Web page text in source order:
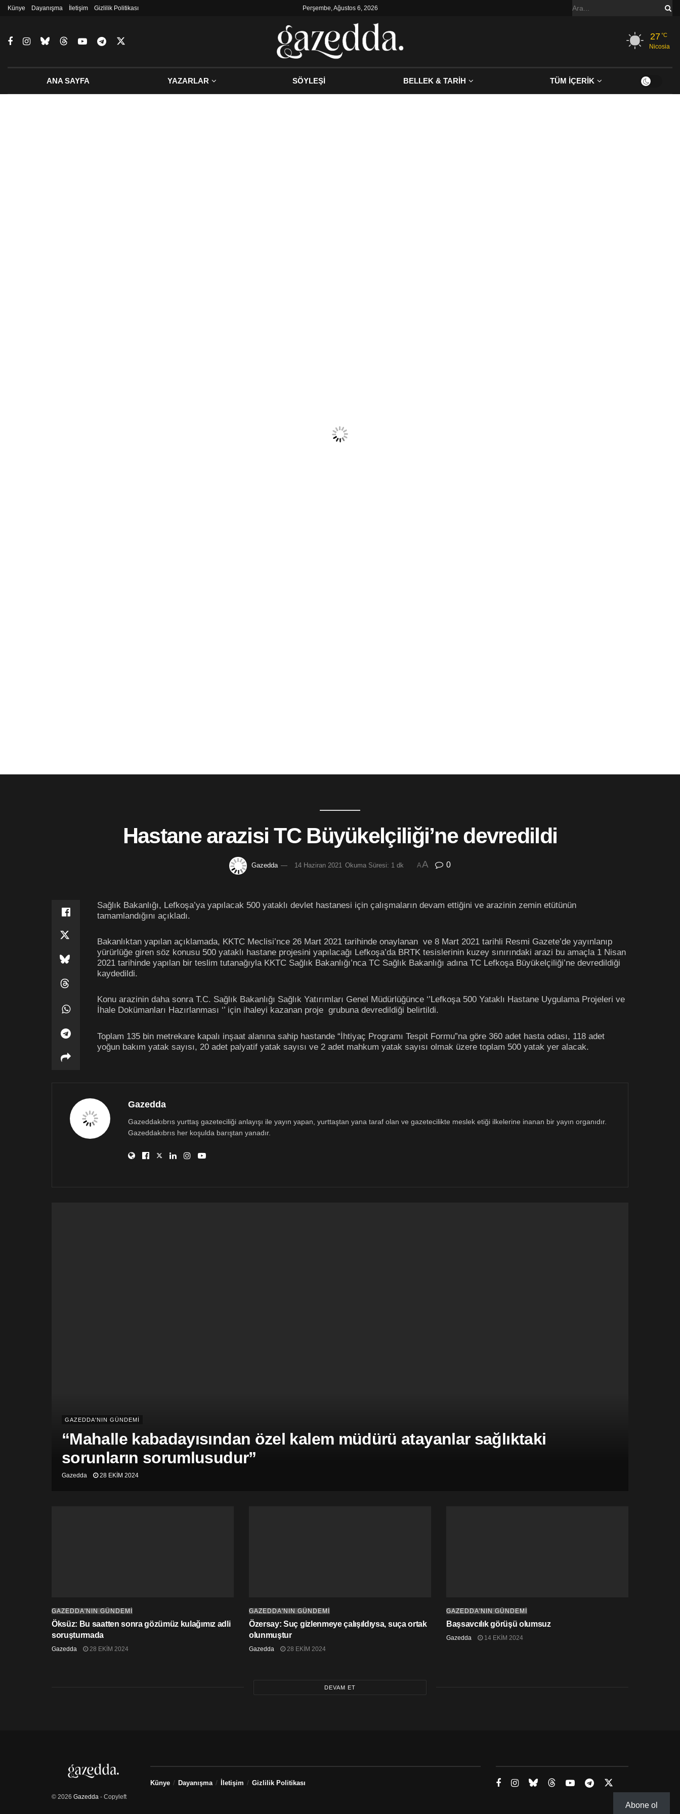
Künye Dayanışma İletişim Gizlilik Politikası Perşembe, Ağustos 6, 2026
27°C
Nicosia
ANA SAYFA YAZARLAR SÖYLEŞİ BELLEK & TARİH TÜM İÇERİK
Hastane arazisi TC Büyükelçiliği’ne devredildi
Gazedda 14 Haziran 2021 Okuma Süresi: 1 dk AA 0
Sağlık Bakanlığı, Lefkoşa’ya yapılacak 500 yataklı devlet hastanesi için çalışmaların devam ettiğini ve arazinin zemin etütünün
tamamlandığını açıkladı.
Bakanlıktan yapılan açıklamada, KKTC Meclisi’nce 26 Mart 2021 tarihinde onaylanan ve 8 Mart 2021 tarihli Resmi Gazete’de yayınlanıp
yürürlüğe giren söz konusu 500 yataklı hastane projesini yapılacağı Lefkoşa’da BRTK tesislerinin kuzey sınırındaki arazi bu amaçla 1 Nisan
2021 tarihinde yapılan bir teslim tutanağıyla KKTC Sağlık Bakanlığı’nca TC Sağlık Bakanlığı adına TC Lefkoşa Büyükelçiliği’ne devredildiği
kaydedildi.
Konu arazinin daha sonra T.C. Sağlık Bakanlığı Sağlık Yatırımları Genel Müdürlüğünce ‘’Lefkoşa 500 Yataklı Hastane Uygulama Projeleri ve
İhale Dokümanları Hazırlanması ‘’ için ihaleyi kazanan proje grubuna devredildiği belirtildi.
Toplam 135 bin metrekare kapalı inşaat alanına sahip hastande “İhtiyaç Programı Tespit Formu”na göre 360 adet hasta odası, 118 adet
yoğun bakım yatak sayısı, 20 adet palyatif yatak sayısı ve 2 adet mahkum yatak sayısı olmak üzere toplam 500 yatak yer alacak.
Gazedda
Gazeddakıbrıs yurttaş gazeteciliği anlayışı ile yayın yapan, yurttaştan yana taraf olan ve gazetecilikte meslek etiği ilkelerine inanan bir yayın organıdır.
Gazeddakıbrıs her koşulda barıştan yanadır.
GAZEDDA'NIN GÜNDEMİ
“Mahalle kabadayısından özel kalem müdürü atayanlar sağlıktaki
sorunların sorumlusudur”
Gazedda 28 EKIM 2024
GAZEDDA'NIN GÜNDEMİ
Öksüz: Bu saatten sonra gözümüz kulağımız adli
soruşturmada
Gazedda 28 EKIM 2024
GAZEDDA'NIN GÜNDEMİ
Özersay: Suç gizlenmeye çalışıldıysa, suça ortak
olunmuştur
Gazedda 28 EKIM 2024
GAZEDDA'NIN GÜNDEMİ
Başsavcılık görüşü olumsuz
Gazedda 14 EKIM 2024
DEVAM ET
© 2026 Gazedda - Copyleft
Künye Dayanışma İletişim Gizlilik Politikası
Abone ol